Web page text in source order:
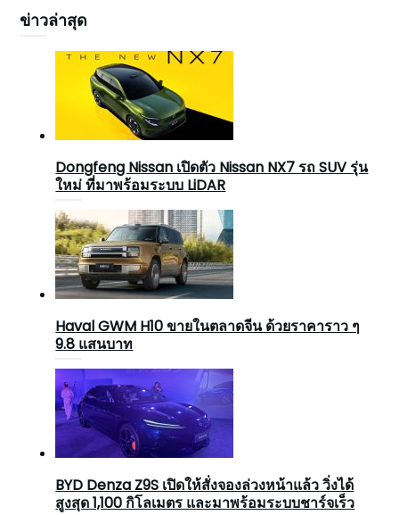
ข่าวล่าสุด
Dongfeng Nissan เปิดตัว Nissan NX7 รถ SUV รุ่น
ใหม่ ที่มาพร้อมระบบ LiDAR
Haval GWM H10 ขายในตลาดจีน ด้วยราคาราว ๆ
9.8 แสนบาท
BYD Denza Z9S เปิดให้สั่งจองล่วงหน้าแล้ว วิ่งได้
สูงสุด 1,100 กิโลเมตร และมาพร้อมระบบชาร์จเร็ว